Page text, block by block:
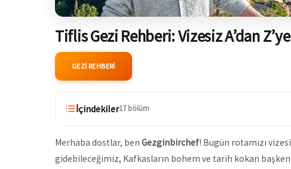
Tiflis Gezi Rehberi: Vizesiz A’dan
GEZI REHBERI
İçindekiler17 bölüm
Merhaba dostlar, ben Gezginbirchef! Bugün rotamızı
gidebileceğimiz, Kafkasların bohem ve tarih kokan